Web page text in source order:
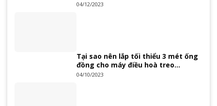
04/12/2023
Tại sao nên lắp tối thiểu 3 mét ống
đồng cho máy điều hoà treo
tường?
04/10/2023